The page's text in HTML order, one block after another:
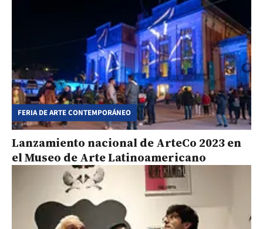
FERIA DE ARTE CONTEMPORÁNEO
Lanzamiento nacional de ArteCo 2023 en
el Museo de Arte Latinoamericano